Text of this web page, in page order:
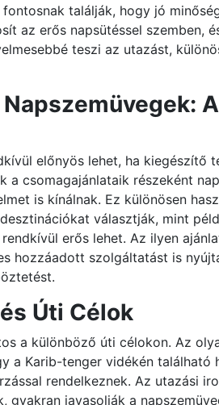
találják, hogy jó
az erős napsütéssel szemben,
teszi az utazást,
előnyös lehet, ha kiegészítő
a csomagajánlataik részeként
is kínálnak. Ez különösen
választják, mint
erős lehet. Az ilyen
hozzáadott szolgáltatást is
Úti Célok
a különböző úti célokon. Az
a Karib-tenger vidékén található
rendelkeznek. Az utazási
gyakran javasolják a